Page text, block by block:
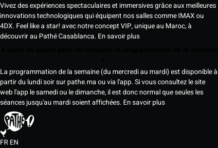
Vivez des expériences spectaculaires et immersives grâce aux meilleures
innovations technologiques qui équipent nos salles comme IMAX ou
4DX. Feel like a star! avec notre concept VIP, unique au Maroc, à
découvrir au Pathé Casablanca. En savoir plus
La programmation de la semaine (du mercredi au mardi) est disponible à
partir du lundi soir sur pathe.ma ou via l'app. Si vous consultez le site
web l'app le samedi ou le dimanche, il est donc normal que seules les
séances jusqu'au mardi soient affichées. En savoir plus
FREN